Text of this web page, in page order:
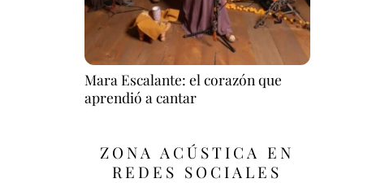
Mara Escalante: el corazón que
aprendió a cantar
ZONA ACÚSTICA EN
REDES SOCIALES